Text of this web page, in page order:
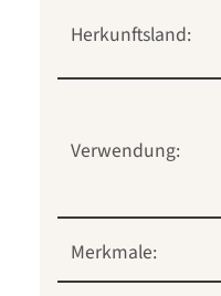
Herkunftsland:
Verwendung:
Merkmale: